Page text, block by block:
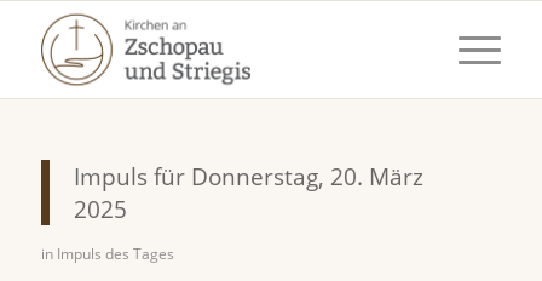
Impuls für Donnerstag, 20. März
2025
in Impuls des Tages